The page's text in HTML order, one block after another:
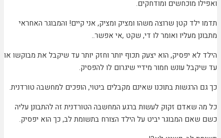
מוכחשים ומודחקים.
קטן שרוצה משהו ומציק ומציק, אני קיים! והמבוגר האחראי
מעליו ואומר לו די, שקט ,אי אפשר..
יפסיק, הוא יצעק תכוף יותר וחזק יותר עד שיקבל את מבוקשו או
עונש חמור מידיי שיגרום לו להפסיק.
בתוכנו שאינם מקבלים ביטוי, הופכים למחשבה טורדנית.
שאדם זקוק לעשות ברגע המחשבה הטורדנית זה להתבונן עליה
המבוגר יביט על הילד הצורח בתשומת לב, כך הוא יפסיק.